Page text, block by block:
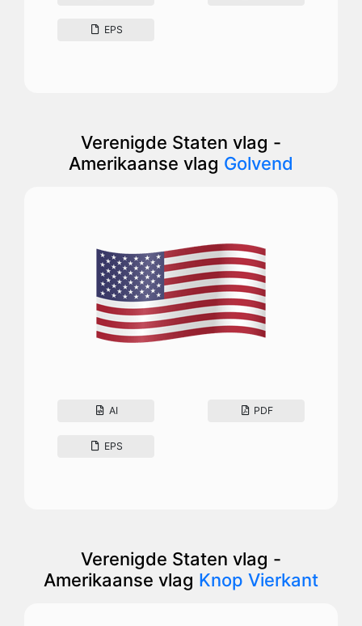
EPS
Verenigde Staten vlag -
Amerikaanse vlag Golvend
AI PDF
EPS
Verenigde Staten vlag -
Amerikaanse vlag Knop Vierkant